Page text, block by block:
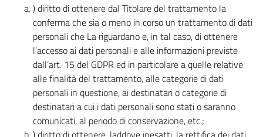
) diritto di ottenere dal Titolare del trattamento la
conferma che sia o meno in corso un trattamento di dati
personali che La riguardano e, in tal caso, di ottenere
l’accesso ai dati personali e alle informazioni previste
dall’art. 15 del GDPR ed in particolare a quelle relative
alle finalità del trattamento, alle categorie di dati
personali in questione, ai destinatari o categorie di
destinatari a cui i dati personali sono stati o saranno
comunicati, al periodo di conservazione, etc.;